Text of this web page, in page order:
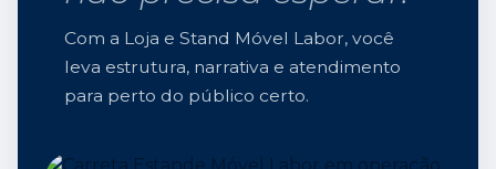
Com a Loja e Stand Móvel Labor, você
leva estrutura, narrativa e atendimento
para perto do público certo.